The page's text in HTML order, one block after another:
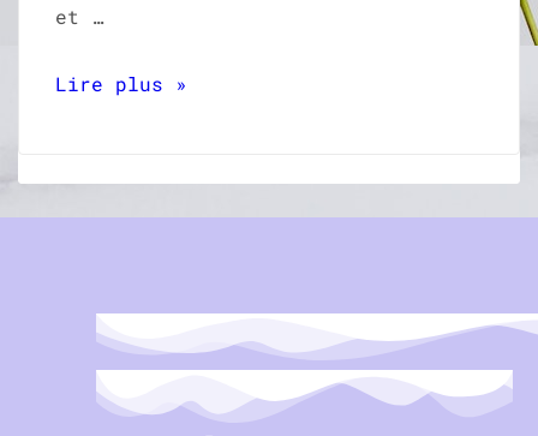
et …
Lire plus »